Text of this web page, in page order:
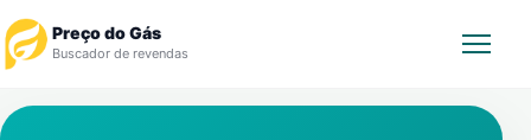
Preço do Gás
Buscador de revendas